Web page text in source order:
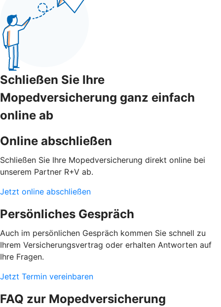
Schließen Sie Ihre
Mopedversicherung ganz einfach
online ab
Online abschließen
Schließen Sie Ihre Mopedversicherung direkt online bei
unserem Partner R+V ab.
Jetzt online abschließen
Persönliches Gespräch
Auch im persönlichen Gespräch kommen Sie schnell zu
Ihrem Versicherungsvertrag oder erhalten Antworten auf
Ihre Fragen.
Jetzt Termin vereinbaren
FAQ zur Mopedversicherung